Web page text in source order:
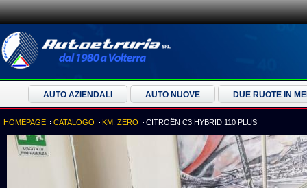
AUTO AZIENDALI AUTO NUOVE DUE RUOTE IN
HOMEPAGE CATALOGO KM. ZERO CITROËN C3 HYBRID 110 PLUS